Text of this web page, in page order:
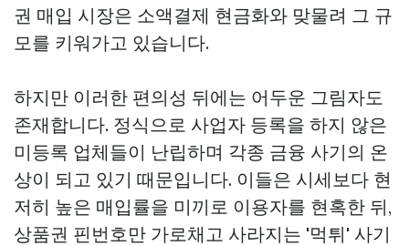
권 매입 시장은 소액결제 현금화와 맞물려 그 규
모를 키워가고 있습니다.
하지만 이러한 편의성 뒤에는 어두운 그림자도
존재합니다. 정식으로 사업자 등록을 하지 않은
미등록 업체들이 난립하며 각종 금융 사기의 온
상이 되고 있기 때문입니다. 이들은 시세보다 현
저히 높은 매입률을 미끼로 이용자를 현혹한 뒤,
상품권 핀번호만 가로채고 사라지는 '먹튀' 사기